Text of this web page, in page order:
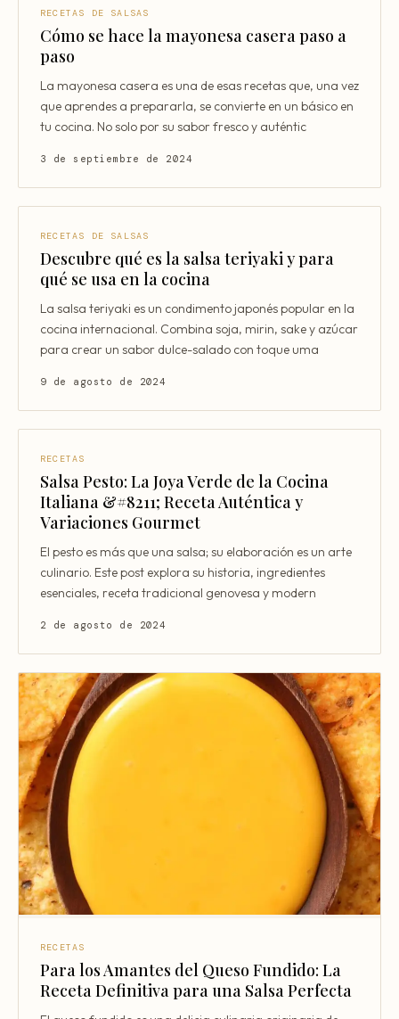
RECETAS DE SALSAS
Cómo se hace la mayonesa casera paso a
paso
La mayonesa casera es una de esas recetas que, una vez
que aprendes a prepararla, se convierte en un básico en
tu cocina. No solo por su sabor fresco y auténtic
3 de septiembre de 2024
RECETAS DE SALSAS
Descubre qué es la salsa teriyaki y para
qué se usa en la cocina
La salsa teriyaki es un condimento japonés popular en la
cocina internacional. Combina soja, mirin, sake y azúcar
para crear un sabor dulce-salado con toque uma
9 de agosto de 2024
RECETAS
Salsa Pesto: La Joya Verde de la Cocina
Italiana &#8211; Receta Auténtica y
Variaciones Gourmet
El pesto es más que una salsa; su elaboración es un arte
culinario. Este post explora su historia, ingredientes
esenciales, receta tradicional genovesa y modern
2 de agosto de 2024
RECETAS
Para los Amantes del Queso Fundido: La
Receta Definitiva para una Salsa Perfecta